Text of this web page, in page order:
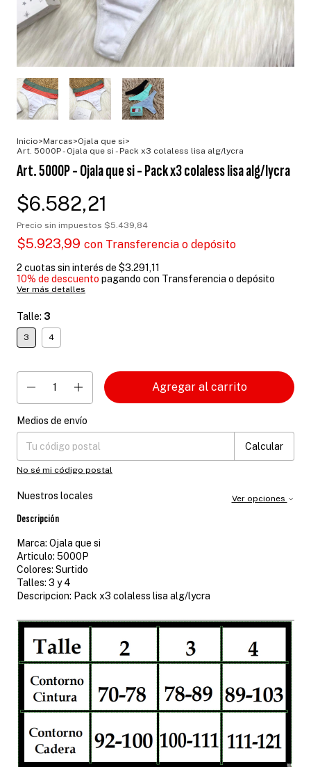
Inicio>Marcas>Ojala que si>
Art. 5000P - Ojala que si - Pack x3 colaless lisa alg/lycra
Art. 5000P - Ojala que si - Pack x3 colaless lisa alg/lycra
$6.582,21
Precio sin impuestos $5.439,84
$5.923,99 con Transferencia o depósito
2 cuotas sin interés de $3.291,11
10% de descuento pagando con Transferencia o depósito
Ver más detalles
Talle: 3
3 4
Entregas para el CP:
Medios de envío
Calcular
No sé mi código postal
Nuestros locales Ver opciones
Descripción
Marca: Ojala que si
Articulo: 5000P
Colores: Surtido
Talles: 3 y 4
Descripcion: Pack x3 colaless lisa alg/lycra